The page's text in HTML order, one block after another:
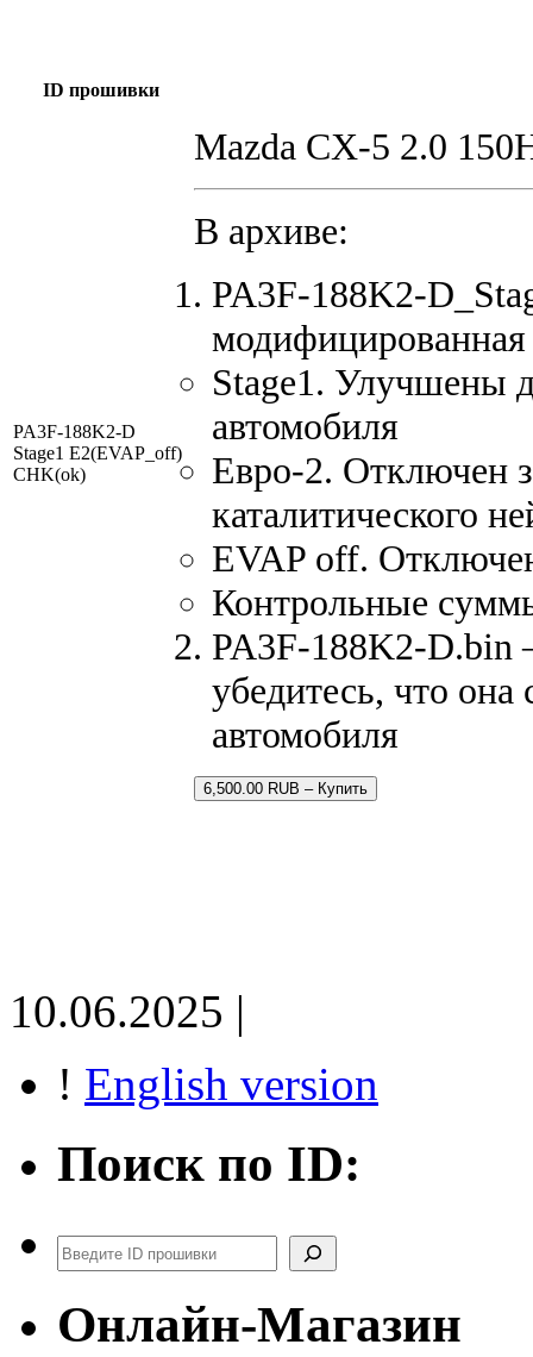
ID прошивки
PA3F-188K2-D
Stage1 E2(EVAP_off)
CHK(ok)
Mazda CX-5 2.0
В архиве:
PA3F-188K2-
Stage1. Улучшены
автомобиля
Евро-2. Отключен
каталитического
EVAP off.
Контрольные
PA3F-188K2-D.bin
убедитесь, что она
автомобиля
6,500.00 RUB – Купить
10.06.2025 |
! English version
Поиск по ID:
Поиск
Онлайн-Магазин